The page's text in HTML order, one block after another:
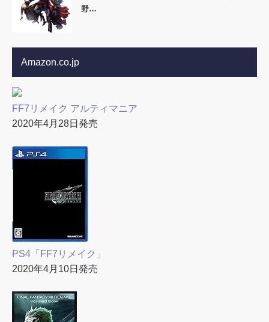
野…
Amazon.co.jp
FF7リメイク アルティマニア
2020年4月28日発売
PS4「FF7リメイク」
2020年4月10日発売